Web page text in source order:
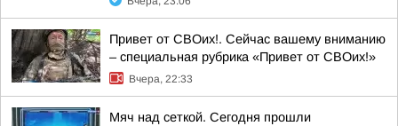
Привет от СВОих!. Сейчас вашему вниманию
– специальная рубрика «Привет от СВОих!»
Вчера, 22:33
Мяч над сеткой. Сегодня прошли